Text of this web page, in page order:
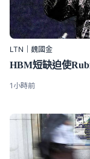
LTN｜魏國金
HBM短缺迫使
1小時前